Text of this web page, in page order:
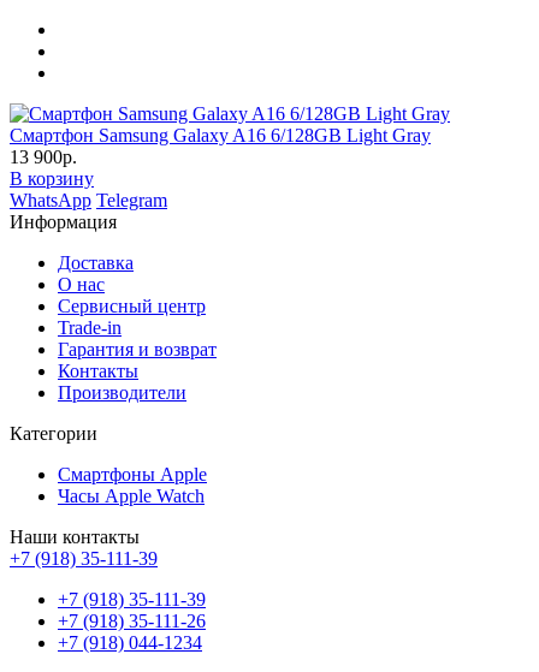
Смартфон Samsung Galaxy A16 6/128GB Light Gray
13 900р.
В корзину
WhatsApp Telegram
Информация
Доставка
О нас
Сервисный центр
Trade-in
Гарантия и возврат
Контакты
Производители
Категории
Смартфоны Apple
Часы Apple Watch
Наши контакты
+7 (918) 35-111-39
+7 (918) 35-111-39
+7 (918) 35-111-26
+7 (918) 044-1234